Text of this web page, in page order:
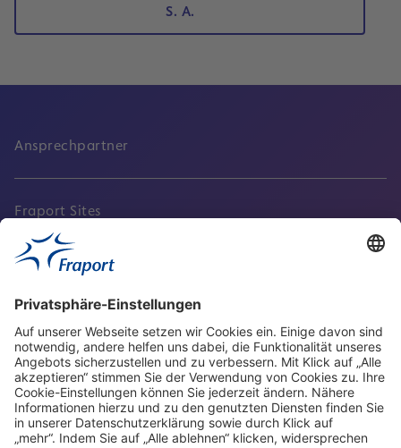
S. A.
Ansprechpartner
Fraport Sites
Aktuell
Service
Frankfurt Airport